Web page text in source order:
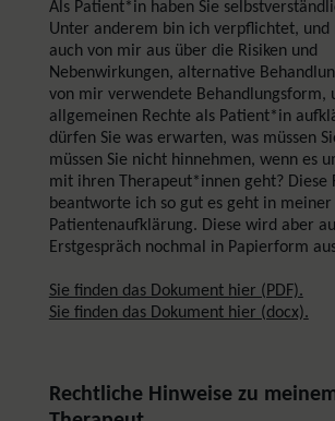
Als Patient*in haben Sie
Unter anderem bin ich verpflichtet, und
auch von mir aus über die Risiken und
Nebenwirkungen, alternative
von mir verwendete Behandlungsform,
allgemeinen Rechte als Patient*in
dürfen Sie was erwarten, was müssen
müssen Sie nicht hinnehmen, wenn es
mit ihren Therapeut*innen geht? Diese
beantworte ich so gut es geht in meiner
Patientenaufklärung. Diese wird aber
Erstgespräch nochmal in Papierform
Sie finden das Dokument hier (PDF).
Sie finden das Dokument hier (docx).
Rechtliche Hinweise zu